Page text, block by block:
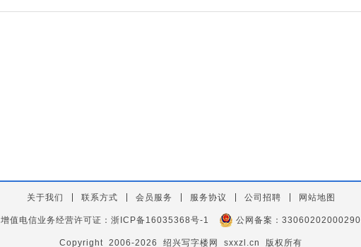
关于我们 联系方式 会员服务 服务协议 公司招聘 网站地图
增值电信业务经营许可证： 浙ICP备16035368号-1 公网备案： 33060202000290
Copyright 2006-2026 绍兴写字楼网 sxxzl.cn 版权所有